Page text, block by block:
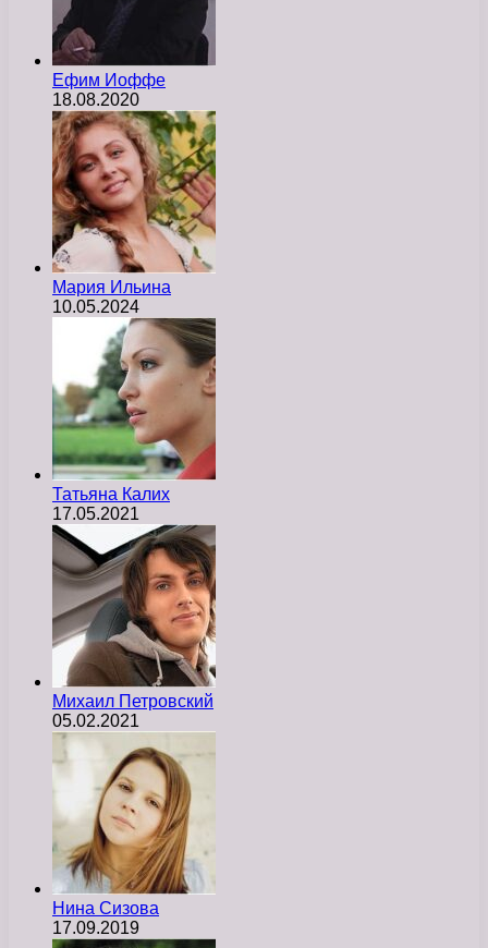
Ефим Иоффе
18.08.2020
Мария Ильина
10.05.2024
Татьяна Калих
17.05.2021
Михаил Петровский
05.02.2021
Нина Сизова
17.09.2019